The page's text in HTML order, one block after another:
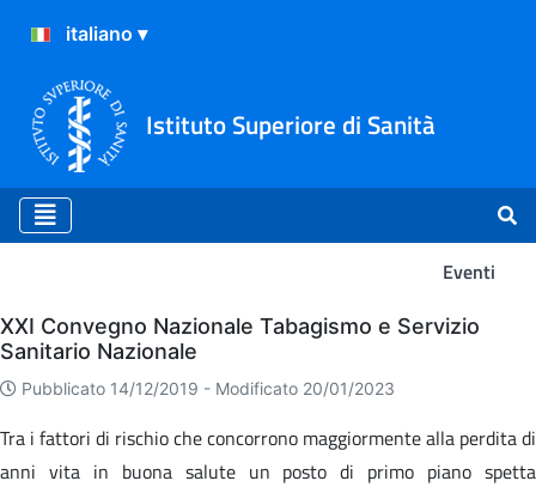
Istituto Superiore di Sanità
Eventi
Eventi
XXI Convegno Nazionale Tabagismo e Servizio
Sanitario Nazionale
Pubblicato 14/12/2019 - Modificato 20/01/2023
Tra i fattori di rischio che concorrono maggiormente alla perdita di
anni vita in buona salute un posto di primo piano spetta